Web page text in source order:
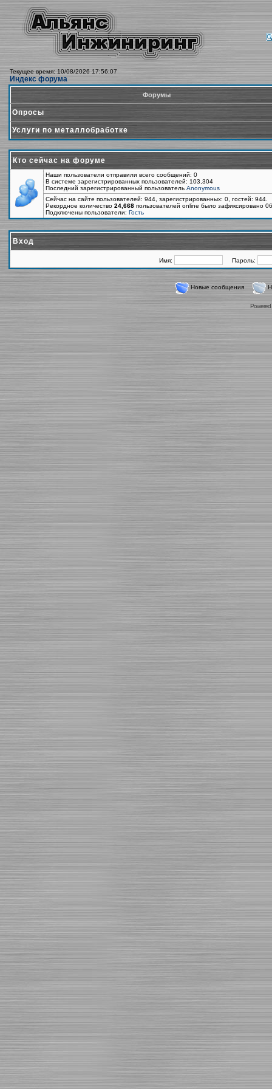
Текущее время: 10/08/2026 17:56:07
Индекс форума
Форумы
Опросы
Услуги по металлобработке
Кто сейчас на форуме
Наши пользователи отправили всего сообщений: 0
В системе зарегистрированных пользователей: 103,304
Последний зарегистрированный пользователь Anonymous
Сейчас на сайте пользователей: 944, зарегистрированных: 0, гостей:
Рекордное количество 24,668 пользователей online было зафиксировано
Подключены пользователи: Гость
Вход
Имя: Пароль:
Новые сообщения